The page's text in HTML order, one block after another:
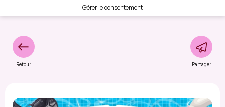
Gérer le consentement
Retour Partager